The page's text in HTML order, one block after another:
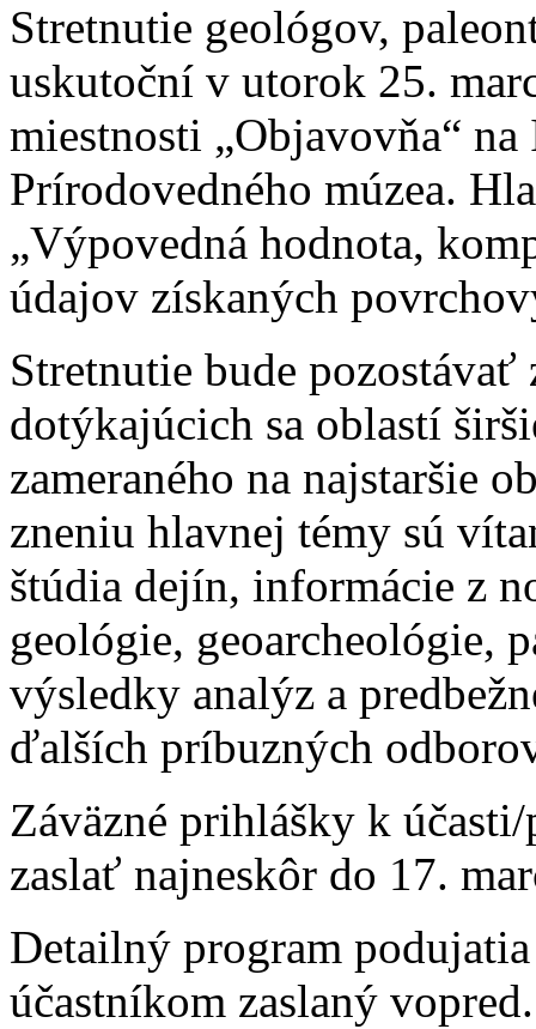
Stretnutie geológov,
uskutoční v utorok 25.
miestnosti „Objavovňa“
Prírodovedného múzea.
„Výpovedná hodnota,
údajov získaných
Stretnutie bude
dotýkajúcich sa oblastí
zameraného na najstaršie
zneniu hlavnej témy sú
štúdia dejín, informácie z
geológie, geoarcheológie,
výsledky analýz a
ďalších príbuzných
Záväzné prihlášky k
zaslať najneskôr do 17.
Detailný program
účastníkom zaslaný vopred.